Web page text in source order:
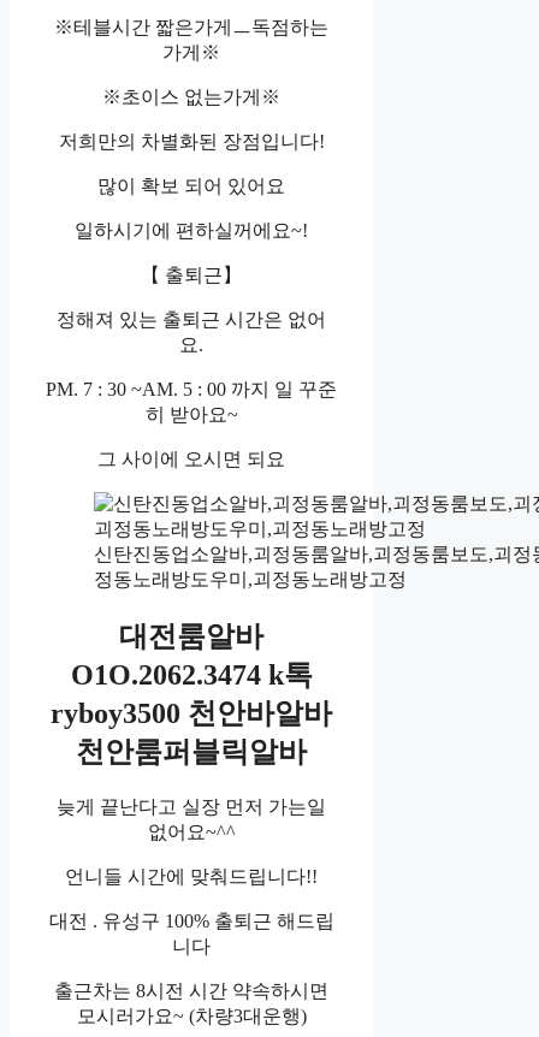
※테블시간 짧은가게ㅡ독점하는
가게※
※초이스 없는가게※
저희만의 차별화된 장점입니다!
많이 확보 되어 있어요
일하시기에 편하실꺼에요~!
【 출퇴근】
정해져 있는 출퇴근 시간은 없어
요.
PM. 7 : 30 ~AM. 5 : 00 까지 일 꾸준
히 받아요~
그 사이에 오시면 되요
신탄진동업소알바,괴정동룸알바,괴정동룸보도,괴
정동노래방도우미,괴정동노래방고정
대전룸알바
O1O.2062.3474 k톡
ryboy3500 천안바알바
천안룸퍼블릭알바
늦게 끝난다고 실장 먼저 가는일
없어요~^^
언니들 시간에 맞춰드립니다!!
대전 . 유성구 100% 출퇴근 해드립
니다
출근차는 8시전 시간 약속하시면
모시러가요~ (차량3대운행)